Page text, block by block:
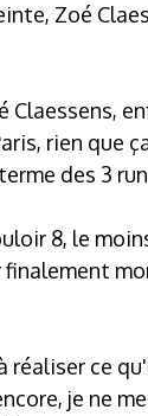
Zoé
rien que
des 3
8, le
réaliser ce
je ne